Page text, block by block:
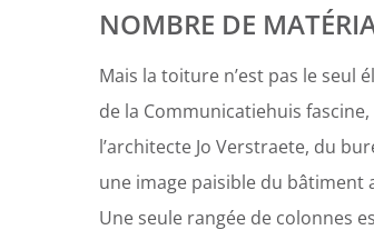
NOMBRE DE
Mais la toiture n’est pas le seul
de la Communicatiehuis
l’architecte Jo Verstraete, du
une image paisible du bâtiment
Une seule rangée de colonnes